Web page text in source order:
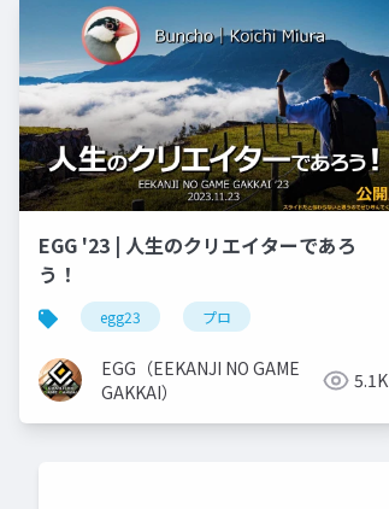
EGG '23 | 人生のクリエイターであろ
う！
egg23 プロ
EGG（EEKANJI NO GAME
GAKKAI）
5.1K